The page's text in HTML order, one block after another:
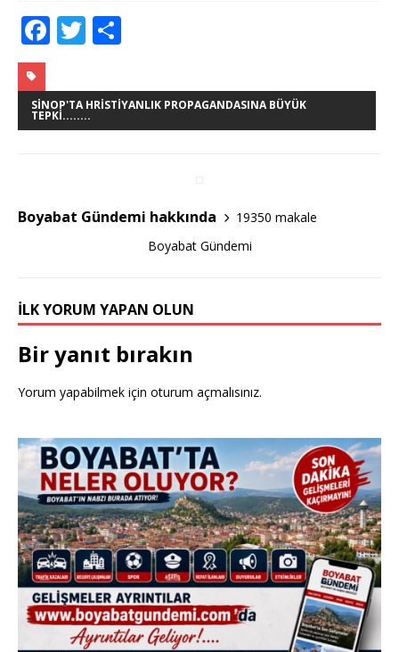
F
c
e
o
k
T
it
te
ar
e
SINOP'TA HRISTIYANLIK PROPAGANDASINA BÜYÜK
TEPKI........
Boyabat Gündemi hakkında
19350 makale
Boyabat Gündemi
İLK YORUM YAPAN OLUN
Bir yanıt bırakın
Yorum yapabilmek için oturum açmalısınız.